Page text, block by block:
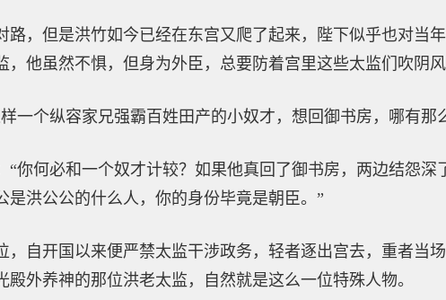
路，但是洪竹如今已经在东宫又爬了起来，陛下似乎也对当
他虽然不惧，但身为外臣，总要防着宫里这些太监们吹阴风
一个纵容家兄强霸百姓田产的小奴才，想回御书房，哪有那
“你何必和一个奴才计较？如果他真回了御书房，两边结怨
是洪公公的什么人，你的身份毕竟是朝臣。”
，自开国以来便严禁太监干涉政务，轻者逐出宫去，重者当
外养神的那位洪老太监，自然就是这么一位特殊人物。